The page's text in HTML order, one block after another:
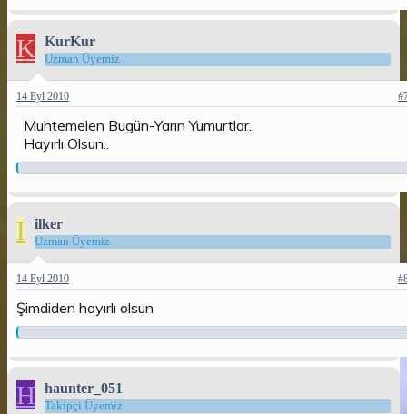
K KurKur
Uzman Üyemiz
14 Eyl 2010
Muhtemelen Bugün-Yarın Yumurtlar..
Hayırlı Olsun..
I ilker
Uzman Üyemiz
14 Eyl 2010
Şimdiden hayırlı olsun
H haunter_051
Takipçi Üyemiz